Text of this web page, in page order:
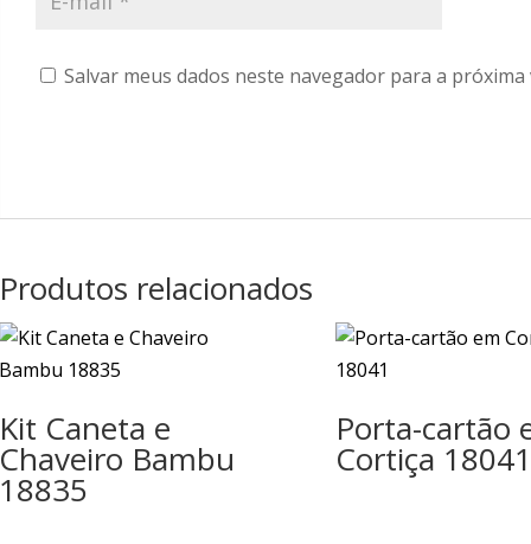
Salvar meus dados neste navegador para a próxima
Produtos relacionados
Kit Caneta e
Chaveiro Bambu
18835
Porta-cartão
Cortiça 18041